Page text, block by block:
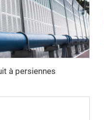
à persiennes